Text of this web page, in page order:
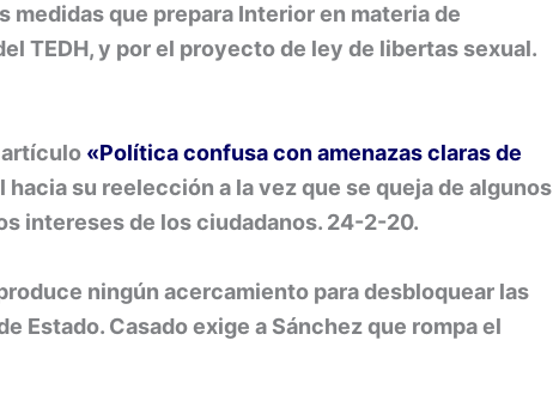
medidas que prepara Interior en materia de
TEDH, y por el proyecto de ley de libertas sexual.
artículo «Política confusa con amenazas claras de
hacia su reelección a la vez que se queja de algunos
intereses de los ciudadanos. 24-2-20.
ningún acercamiento para desbloquear las
Estado. Casado exige a Sánchez que rompa el